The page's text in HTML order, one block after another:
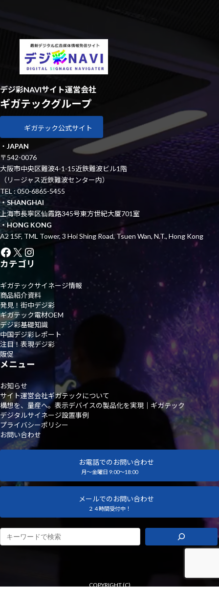
デジ彩NAVIサイト運営会社
ギガテックグループ
ギガテック公式サイト
・ JAPAN
〒542-0076
大阪市中央区難波4-1-15近鉄難波ビル1階
（リージャス近鉄難波センター内）
TEL : 050-6865-5455
・SHANGHAI
上海市長寧区仙霞路345号東方世紀大厦701室
・HONG KONG
A2 15F, TML Tower, 3 Hoi Shing Road, Tsuen Wan, N.T., Hong Kong
Facebook
X Instagram
カテゴリ
ギガテックサイネージ情報
商品紹介資料
発見！街中デジ彩
ギガテック電材OEM
デジ彩基礎知識
中国デジ彩レポート
注目！表現デジ彩
販促
メニュー
お知らせ
サイト運営会社ギガテックについて
構想を、量産へ。表示デバイスの製品化を実現｜ギガテック
デジタルサイネージ設置事例
プライバシーポリシー
お問い合わせ
お電話でのお問い合わせ
月～金曜日 9:00～18:00
メールでのお問い合わせ
２４時間受付中！
COPYRIGHT (C)